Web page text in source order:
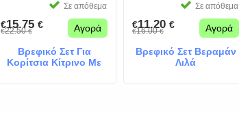
Σε απόθεμα
€15.75 €
€22.50€ Αγορά
Βρεφικό Σετ Για
Κορίτσια Κίτρινο Με
Σε απόθεμα
€11.20 €
€16.00€ Αγορά
Βρεφικό Σετ Βεραμάν
Λιλά